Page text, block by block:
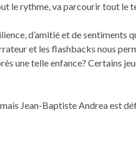
le rythme, va parcourir tout le
d’amitié et de
et les flashbacks nous
une telle enfance? Certains
Jean-Baptiste Andrea est